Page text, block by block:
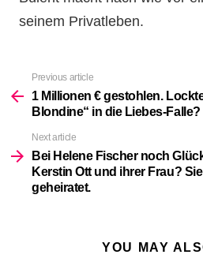
seinem Privatleben.
more
Previous article
1 Millionen € gestohlen.
Blondine“ in die Liebes-Falle?
Next article
Bei Helene Fischer noch
Kerstin Ott und ihrer Frau?
geheiratet.
YOU MAY